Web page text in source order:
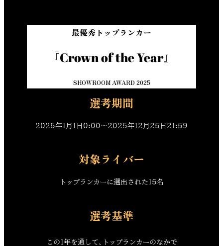
最優秀トップランカー
『Crown of the Year』
SHOWROOM AWARD 2025
選考期間
2025年1月1日0:00〜2025年12月25日21:59
対象ライバー
トップランカーに選出された15名
選考基準
この1年を通して、トップランカーのなかで